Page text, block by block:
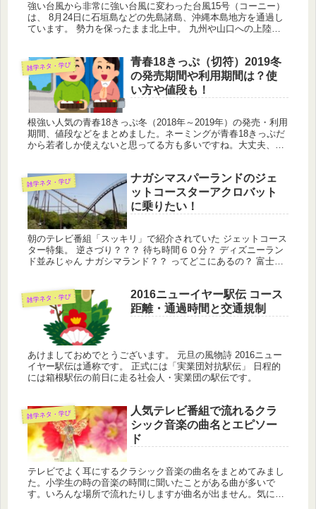
強い台風から非常に強い台風に変わった台風15号（コーニー）
は、 8月24日に石垣島などの先島諸島、沖縄本島地方を通過し
ています。 勢力を保ったまま北上中。 九州や山口への上陸の
雑学ネタ・学び
青春18きっぷ（切符）2019冬
の発売期間や利用期間は？使
い方や値段も！
根強い人気の青春18きっぷ冬（2018年～2019年）の発売・利用
期間、値段などをまとめました。ネーミングが青春18きっぷだ
から若者しか使えないと思ってる方も多いですね。大丈夫、安
雑学ネタ・学び
ナガシマスパーランドのジェ
ットコースターアクロバット
に乗りたい！
朝のテレビ番組「スッキリ」で紹介されていた ジェットコース
ター特集。 逆さづり？？？ 待ち時間６０分？ ディズニーラン
ド並みじゃん ナガシマランド？？ ってどこにあるの？ 富士急
雑学ネタ・学び
2016ニューイヤー駅伝 コース
距離・通過時間と交通規制
あけましておめでとうございます。 元旦の風物詩 2016ニュー
イヤー駅伝は通称です。 正式には「実業団対抗駅伝」 日程的
には箱根駅伝の前日に走る社会人・実業団の駅伝です。
雑学ネタ・学び
人気テレビ番組で流れるクラ
シック音楽の曲名とエピソー
ド
テレビでよく耳にするクラシック音楽の曲名をまとめてみまし
た。小学生の時の音楽の時間に聞いたことがある曲が多いで
す。いろんな場所で流れたりしますが曲名が出ません。気にな